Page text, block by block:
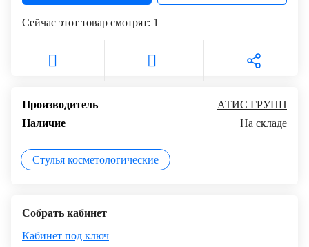
Сейчас этот товар смотрят: 1
Производитель
АТИС ГРУПП
Наличие
На складе
Стулья косметологические
Собрать кабинет
Кабинет под ключ